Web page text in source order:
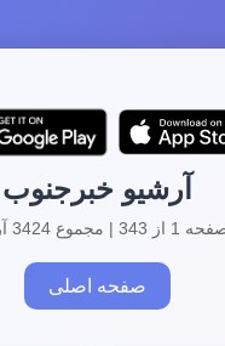
آرشیو خبرجنوب
1 از 343 | مجموع 3424 آرشیو
صفحه اصلی